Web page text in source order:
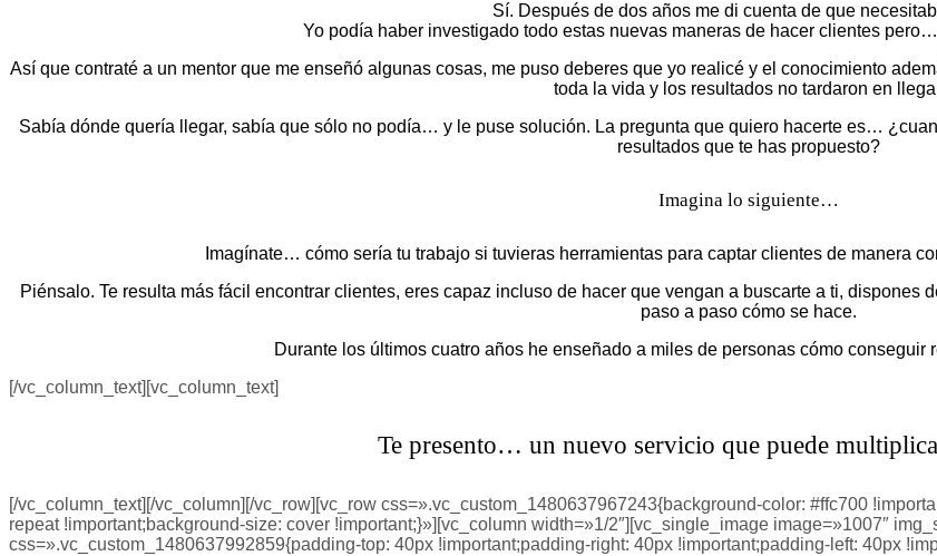
Sí. Después de dos años me di cuenta de que
Yo podía haber investigado todo estas nuevas maneras de hacer clientes
Así que contraté a un mentor que me enseñó algunas cosas, me puso deberes que yo realicé y el conocimiento
toda la vida y los resultados no tardaron en
Sabía dónde quería llegar, sabía que sólo no podía… y le puse solución. La pregunta que quiero hacerte es…
resultados que te has propuesto?
Imagina lo siguiente…
Imagínate… cómo sería tu trabajo si tuvieras herramientas para captar clientes de manera
Piénsalo. Te resulta más fácil encontrar clientes, eres capaz incluso de hacer que vengan a buscarte a ti,
paso a paso cómo se hace.
Durante los últimos cuatro años he enseñado a miles de personas cómo conseguir
[/vc_column_text][vc_column_text]
Te presento… un nuevo servicio que puede
[/vc_column_text][/vc_column][/vc_row][vc_row css=».vc_custom_1480637967243{background-color: #ffc700
repeat !important;background-size: cover !important;}»][vc_column width=»1/2″][vc_single_image image=»1007″
css=».vc_custom_1480637992859{padding-top: 40px !important;padding-right: 40px !important;padding-left: 40px